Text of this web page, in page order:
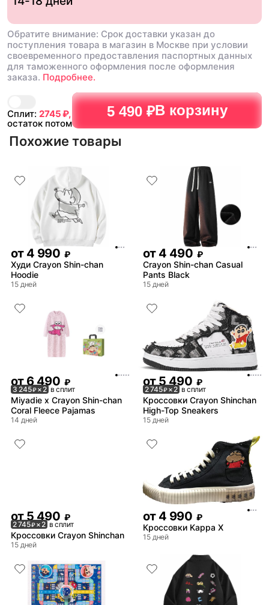
Сплит: 2745₽,
остаток потом
5 490 ₽В корзину
Обратите внимание: Срок доставки указан до
поступления товара в магазин в Москве при условии
своевременного предоставления паспортных данных
для таможенного оформления после оформления
заказа. Подробнее.
Похожие товары
от 4 990 ₽
Худи Crayon Shin-chan
Hoodie
15 дней
от 4 490 ₽
Crayon Shin-chan Casual
Pants Black
15 дней
от 6 490 ₽
3 245₽× 2 в сплит
Miyadie x Crayon Shin-chan
Coral Fleece Pajamas
14 дней
от 5 490 ₽
2 745₽× 2 в сплит
Кроссовки Crayon Shinchan
High-Top Sneakers
15 дней
от5 490 ₽
2 745₽× 2 в сплит
Кроссовки Crayon Shinchan
15 дней
от 4 990 ₽
Кроссовки Kappa X
15 дней